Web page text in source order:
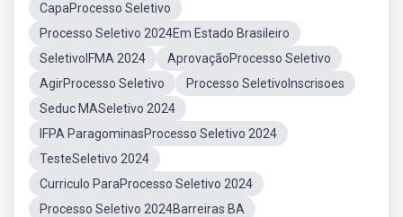
CapaProcesso Seletivo
Processo Seletivo 2024Em Estado Brasileiro
SeletivoIFMA 2024
AprovaçãoProcesso Seletivo
AgirProcesso Seletivo
Processo SeletivoInscrisoes
Seduc MASeletivo 2024
IFPA ParagominasProcesso Seletivo 2024
TesteSeletivo 2024
Curriculo ParaProcesso Seletivo 2024
Processo Seletivo 2024Barreiras BA